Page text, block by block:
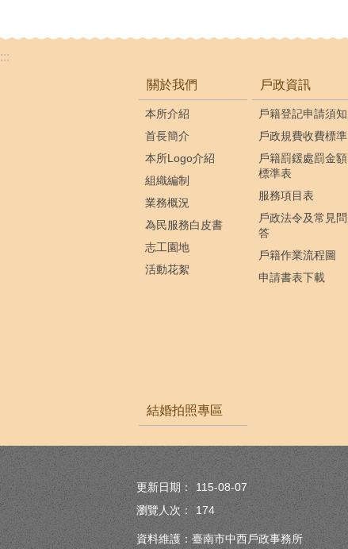
:::
關於我們
本所介紹
首長簡介
本所Logo介紹
組織編制
業務概況
為民服務白皮書
志工園地
活動花絮
戶政資訊
戶籍登記申請須知
戶政規費收費標準
戶籍罰鍰處罰金額
標準表
服務項目表
戶政法令及常見問
答
戶籍作業流程圖
申請書表下載
結婚拍照專區
更新日期：
115-08-07
瀏覽人次：
174
資料維護：臺南市中西戶政事務所